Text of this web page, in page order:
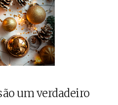
um verdadeiro